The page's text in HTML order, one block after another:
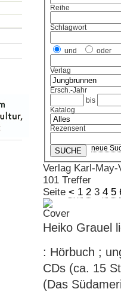
Reihe
Schlagwort
und oder
Verlag
Ersch.-Jahr
bis
Katalog
Rezensent
neue
Verlag Karl-May-
101 Treffer
Seite < 1 2 3 4 5
Heiko Grauel
: Hörbuch ;
CDs (ca. 15
(Das